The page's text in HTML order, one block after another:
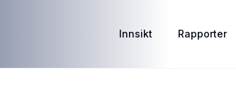
Innsikt Rapporter